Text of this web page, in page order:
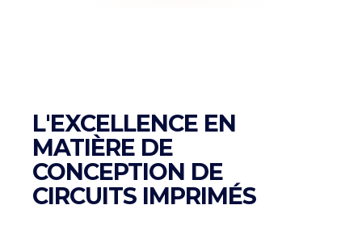
L'EXCELLENCE EN
MATIÈRE DE
CONCEPTION DE
CIRCUITS IMPRIMÉS